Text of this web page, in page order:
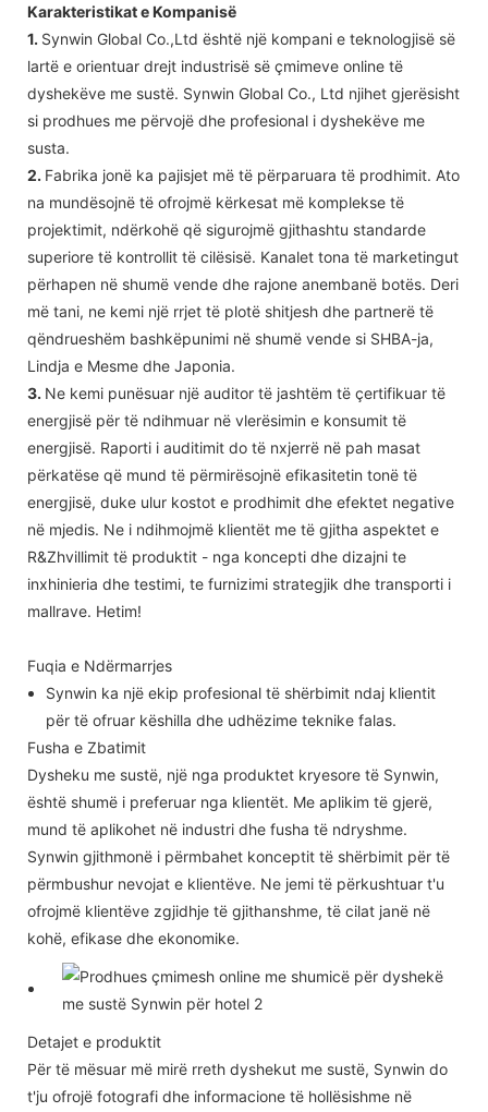
Karakteristikat e Kompanisë
1. Synwin Global Co.,Ltd është një kompani e teknologjisë së
lartë e orientuar drejt industrisë së çmimeve online të
dyshekëve me sustë. Synwin Global Co., Ltd njihet gjerësisht
si prodhues me përvojë dhe profesional i dyshekëve me
susta.
2. Fabrika jonë ka pajisjet më të përparuara të prodhimit. Ato
na mundësojnë të ofrojmë kërkesat më komplekse të
projektimit, ndërkohë që sigurojmë gjithashtu standarde
superiore të kontrollit të cilësisë. Kanalet tona të marketingut
përhapen në shumë vende dhe rajone anembanë botës. Deri
më tani, ne kemi një rrjet të plotë shitjesh dhe partnerë të
qëndrueshëm bashkëpunimi në shumë vende si SHBA-ja,
Lindja e Mesme dhe Japonia.
3. Ne kemi punësuar një auditor të jashtëm të çertifikuar të
energjisë për të ndihmuar në vlerësimin e konsumit të
energjisë. Raporti i auditimit do të nxjerrë në pah masat
përkatëse që mund të përmirësojnë efikasitetin tonë të
energjisë, duke ulur kostot e prodhimit dhe efektet negative
në mjedis. Ne i ndihmojmë klientët me të gjitha aspektet e
R&Zhvillimit të produktit - nga koncepti dhe dizajni te
inxhinieria dhe testimi, te furnizimi strategjik dhe transporti i
mallrave. Hetim!
Fuqia e Ndërmarrjes
Synwin ka një ekip profesional të shërbimit ndaj klientit
për të ofruar këshilla dhe udhëzime teknike falas.
Fusha e Zbatimit
Dysheku me sustë, një nga produktet kryesore të Synwin,
është shumë i preferuar nga klientët. Me aplikim të gjerë,
mund të aplikohet në industri dhe fusha të ndryshme.
Synwin gjithmonë i përmbahet konceptit të shërbimit për të
përmbushur nevojat e klientëve. Ne jemi të përkushtuar t'u
ofrojmë klientëve zgjidhje të gjithanshme, të cilat janë në
kohë, efikase dhe ekonomike.
Detajet e produktit
Për të mësuar më mirë rreth dyshekut me sustë, Synwin do
t'ju ofrojë fotografi dhe informacione të hollësishme në